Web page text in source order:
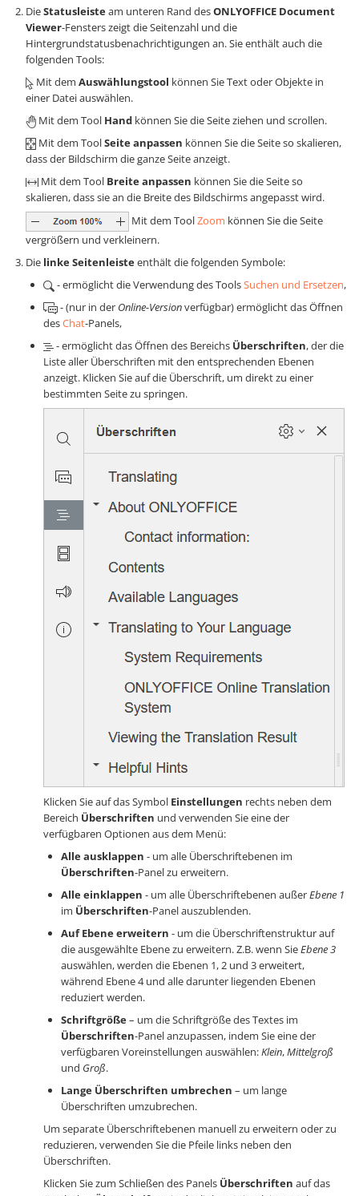
DieStatusleisteam unteren Rand desONLYOFFICE Document
Viewer-Fensters zeigt die Seitenzahl und die
Hintergrundstatusbenachrichtigungen an. Sie enthält auch die
folgenden Tools:
Mit dem Auswählungstool können Sie Text oder Objekte in
einer Datei auswählen.
Mit dem Tool Hand können Sie die Seite ziehen und scrollen.
Mit dem ToolSeite anpassen können Sie die Seite so skalieren,
dass der Bildschirm die ganze Seite anzeigt.
Mit dem Tool Breite anpassen können Sie die Seite so
skalieren, dass sie an die Breite des Bildschirms angepasst wird.
Mit dem ToolZoom können Sie die Seite
vergrößern und verkleinern.
Die linke Seitenleisteenthält die folgenden Symbole:
- ermöglicht die Verwendung des ToolsSuchen und Ersetzen,
- (nur in der Online-Versionverfügbar) ermöglicht das Öffnen
desChat-Panels,
- ermöglicht das Öffnen des Bereichs Überschriften, der die
Liste aller Überschriften mit den entsprechenden Ebenen
anzeigt. Klicken Sie auf die Überschrift, um direkt zu einer
bestimmten Seite zu springen.
Klicken Sie auf das Symbol Einstellungen rechts neben dem
Bereich Überschriften und verwenden Sie eine der
verfügbaren Optionen aus dem Menü:
Alle ausklappen - um alle Überschriftebenen im
Überschriften-Panel zu erweitern.
Alle einklappen - um alle Überschriftebenen außerEbene 1
im Überschriften-Panel auszublenden.
Auf Ebene erweitern - um die Überschriftenstruktur auf
die ausgewählte Ebene zu erweitern. Z.B. wenn SieEbene 3
auswählen, werden die Ebenen 1, 2 und 3 erweitert,
während Ebene 4 und alle darunter liegenden Ebenen
reduziert werden.
Schriftgröße– um die Schriftgröße des Textes im
Überschriften-Panel anzupassen, indem Sie eine der
verfügbaren Voreinstellungen auswählen:Klein,Mittelgroß
und Groß.
Lange Überschriften umbrechen – um lange
Überschriften umzubrechen.
Um separate Überschriftebenen manuell zu erweitern oder zu
reduzieren, verwenden Sie die Pfeile links neben den
Überschriften.
Klicken Sie zum Schließen des Panels Überschriften auf das